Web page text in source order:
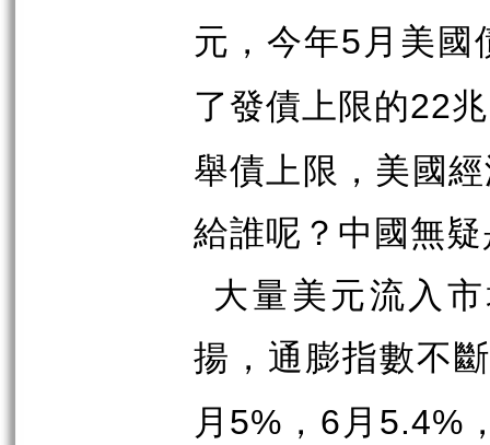
元，今年5 月美國
了發債上限的22
舉債上限，美國
給誰呢？中國無
大量美元流入
揚，通膨指數不
月 5% ， 6 月 5.4%